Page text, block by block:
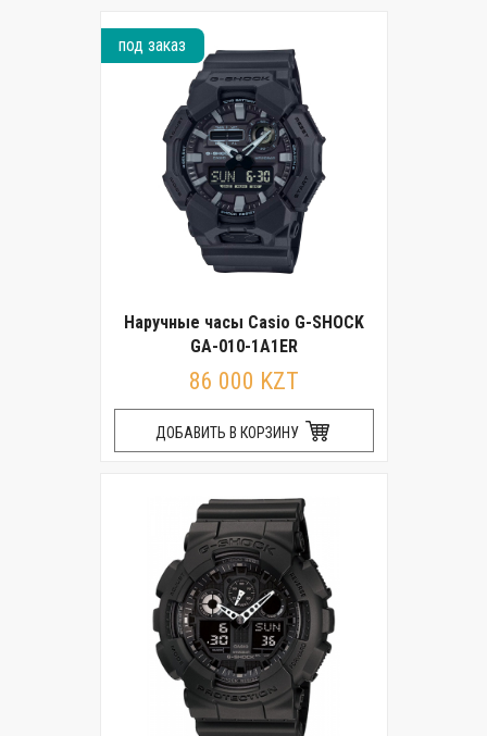
под заказ
Наручные часы Casio G-SHOCK
GA-010-1A1ER
86 000 KZT
ДОБАВИТЬ В КОРЗИНУ